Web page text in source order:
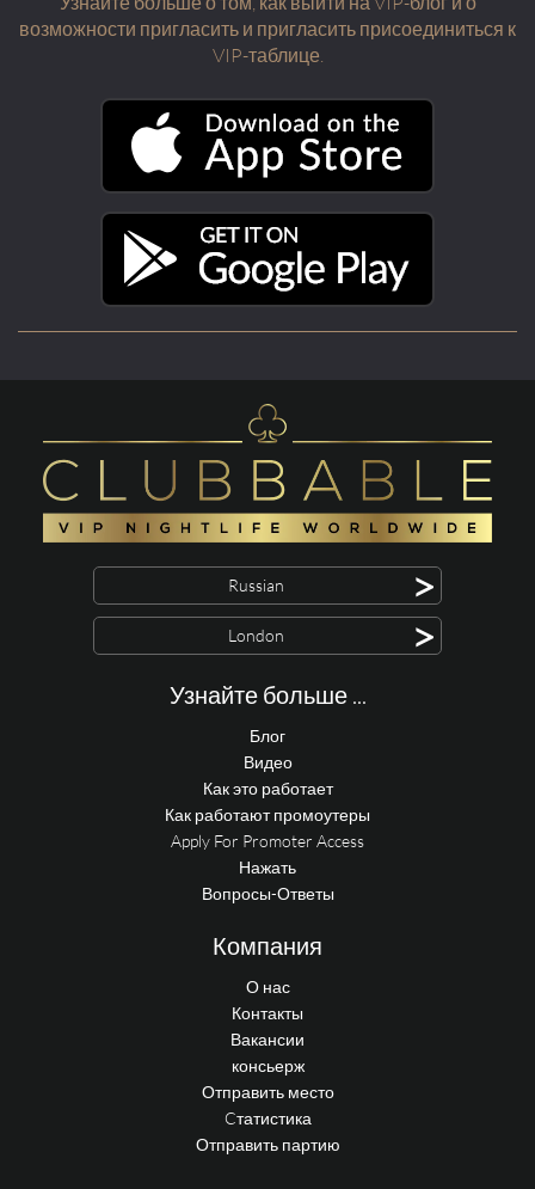
возможности пригласить и пригласить присоединиться к
VIP-таблице.
Russian >
London >
Узнайте больше ...
Блог
Видео
Как это работает
Как работают промоутеры
Apply For Promoter Access
Нажать
Вопросы-Ответы
Компания
О нас
Контакты
Вакансии
консьерж
Отправить место
Cтатистика
Отправить партию